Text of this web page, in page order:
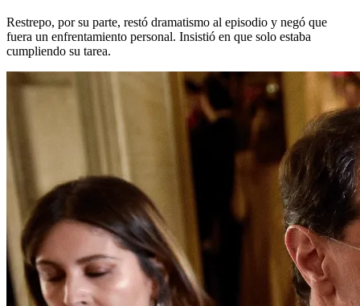
Restrepo, por su parte, restó dramatismo al episodio y negó que
fuera un enfrentamiento personal. Insistió en que solo estaba
cumpliendo su tarea.